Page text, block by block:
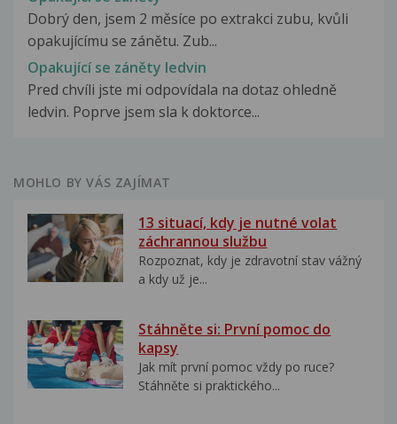
Dobrý den, jsem 2 měsíce po extrakci zubu, kvůli
opakujícímu se zánětu. Zub...
Opakující se záněty ledvin
Pred chvíli jste mi odpovídala na dotaz ohledně
ledvin. Poprve jsem sla k doktorce...
MOHLO BY VÁS ZAJÍMAT
13 situací, kdy je nutné volat
záchrannou službu
Rozpoznat, kdy je zdravotní stav vážný
a kdy už je...
Stáhněte si: První pomoc do
kapsy
Jak mít první pomoc vždy po ruce?
Stáhněte si praktického...